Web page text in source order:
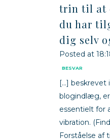
trin til at
du har
dig selv
Posted at
BESVAR
[…] beskrevet
blogindlæg,
essentielt for
vibration.
Forståelse af